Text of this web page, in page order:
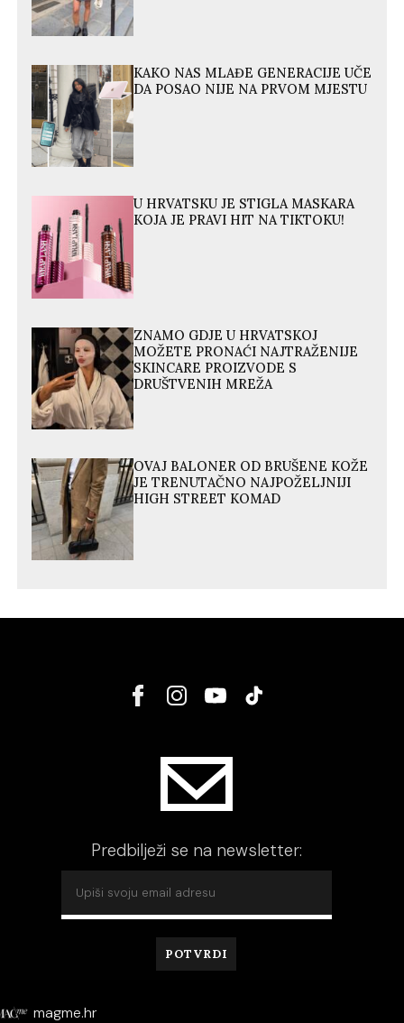
KAKO NAS MLAĐE GENERACIJE UČE
DA POSAO NIJE NA PRVOM MJESTU
U HRVATSKU JE STIGLA MASKARA
KOJA JE PRAVI HIT NA TIKTOKU!
ZNAMO GDJE U HRVATSKOJ
MOŽETE PRONAĆI NAJTRAŽENIJE
SKINCARE PROIZVODE S
DRUŠTVENIH MREŽA
OVAJ BALONER OD BRUŠENE KOŽE
JE TRENUTAČNO NAJPOŽELJNIJI
HIGH STREET KOMAD
Predbilježi se na newsletter:
magme.hr